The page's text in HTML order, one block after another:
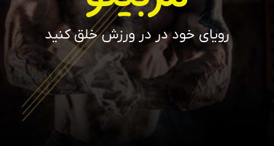
رویای خود در در ورزش خلق کنید